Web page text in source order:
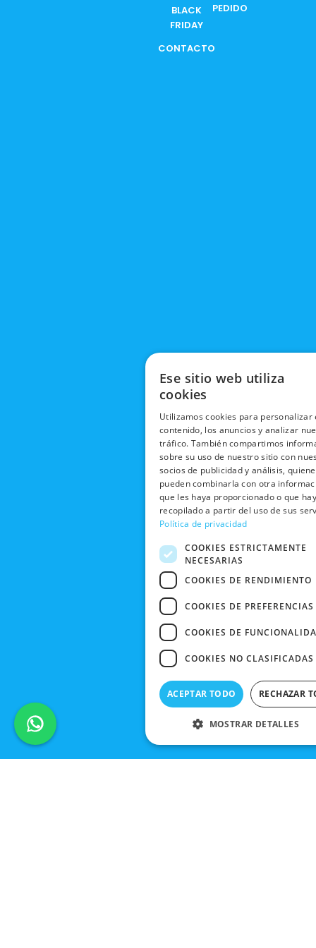
BLACK
FRIDAY
CONTACTO
PEDIDO
Ese sitio web utiliza
cookies
Utilizamos cookies para personalizar
contenido, los anuncios y analizar
tráfico. También compartimos
sobre su uso de nuestro sitio con
socios de publicidad y análisis,
pueden combinarla con otra
que les haya proporcionado o que
recopilado a partir del uso de sus
Política de privacidad
COOKIES ESTRICTAMENTE
NECESARIAS
COOKIES DE RENDIMIENTO
COOKIES DE PREFERENCIAS
COOKIES DE
COOKIES NO CLASIFICADAS
ACEPTAR TODO RECHAZAR
MOSTRAR DETALLES